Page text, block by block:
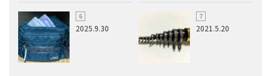
2025.9.30 2021.5.20